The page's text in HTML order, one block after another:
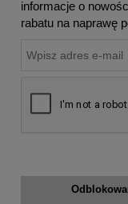
informacje o
rabatu na naprawę